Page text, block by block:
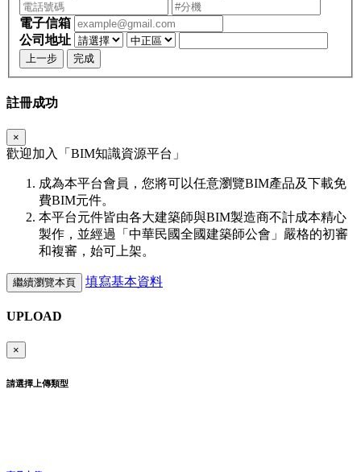
電子信箱
公司地址
上一步 完成
註冊成功
×
歡迎加入「 BIM知識資源平台」
成為本平台會員，您將可以任意瀏覽BIM產品及下載免
費BIM元件。
本平台元件皆由各大建築師與BIM製造商不計成本精心
製作，並經過「中華民國全國建築師公會」嚴格的初審
和複審，始可上架。
繼續瀏覽本頁 填寫基本資料
UPLOAD
×
請選擇上傳類型